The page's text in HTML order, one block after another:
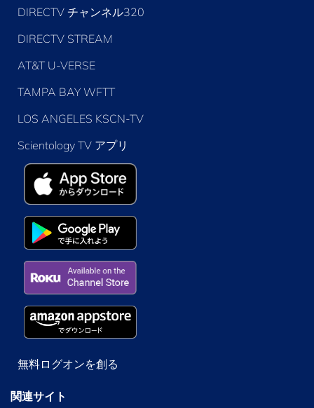
DIRECTV チャンネル320
DIRECTV STREAM
AT&T U-VERSE
TAMPA BAY WFTT
LOS ANGELES KSCN-TV
Scientology TV アプリ
無料ログオンを創る
関連サイト